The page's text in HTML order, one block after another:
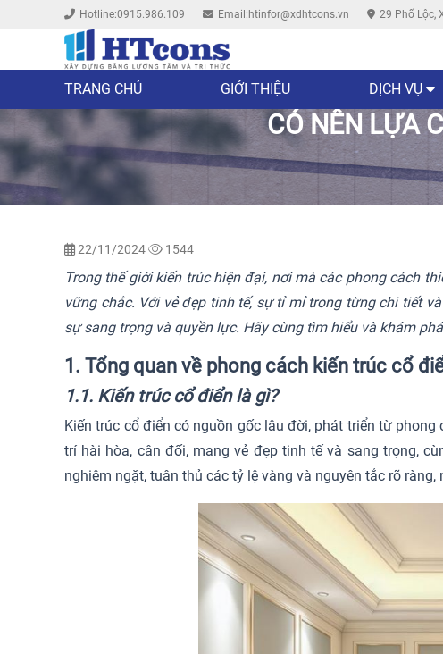
Hotline:0915.986.109 Email:htinfor@xdhtcons.vn 29 Phố Lộc,
TRANG CHỦ GIỚI THIỆU DỊCH VỤ
CÓ NÊN LỰA
22/11/2024 1544
Trong thế giới kiến trúc hiện đại, nơi mà các phong cách
vững chắc. Với vẻ đẹp tinh tế, sự tỉ mỉ trong từng chi tiết
sự sang trọng và quyền lực. Hãy cùng tìm hiểu và khám
1. Tổng quan về phong cách kiến trúc cổ
1.1. Kiến trúc cổ điển là gì?
Kiến trúc cổ điển có nguồn gốc lâu đời, phát triển từ
trí hài hòa, cân đối, mang vẻ đẹp tinh tế và sang trọng,
nghiêm ngặt, tuân thủ các tỷ lệ vàng và nguyên tắc rõ